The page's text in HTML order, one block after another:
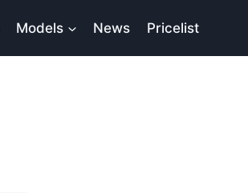
Models News Pricelist